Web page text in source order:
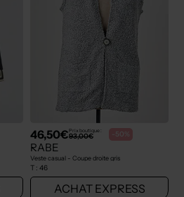
46,50€Prix boutique :
93,00€ -50%
RABE
Veste casual - Coupe droite gris
T : 46
ACHAT EXPRESS